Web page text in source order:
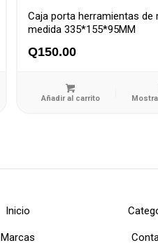
Caja porta herramientas de
medida 335*155*95MM
Q150.00
Añadir al carrito
Inicio
Marcas